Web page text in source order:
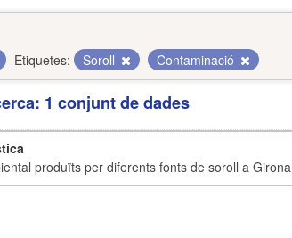
Etiquetes: Soroll Contaminació
1 conjunt de dades
produïts per diferents fonts de soroll a Girona